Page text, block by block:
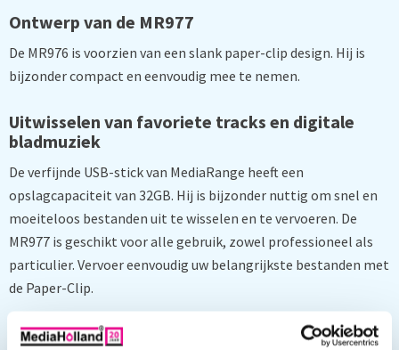
Ontwerp van de MR977
De MR976 is voorzien van een slank paper-clip design. Hij is
bijzonder compact en eenvoudig mee te nemen.
Uitwisselen van favoriete tracks en digitale
bladmuziek
De verfijnde USB-stick van MediaRange heeft een
opslagcapaciteit van 32GB. Hij is bijzonder nuttig om snel en
moeiteloos bestanden uit te wisselen en te vervoeren. De
MR977 is geschikt voor alle gebruik, zowel professioneel als
particulier. Vervoer eenvoudig uw belangrijkste bestanden met
de Paper-Clip.
Garantietermijn